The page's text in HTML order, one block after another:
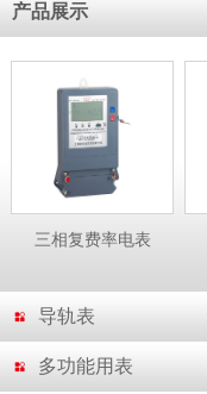
产品展示
三相复费率电表
导轨表
多功能用表